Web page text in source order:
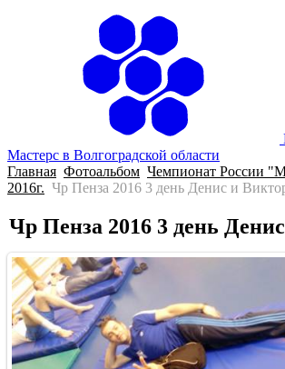
Мастерс в Волгоградской области
Главная Фотоальбом Чемпионат России
2016г. Чр Пенза 2016 3 день Денис и
Чр Пенза 2016 3 день